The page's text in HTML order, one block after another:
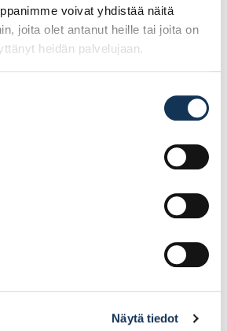
voivat yhdistää näitä
joita olet antanut heille tai joita on
heidän palvelujaan.
Näytä tiedot
Finnfoam XPS300-
eriste 50x585x2485
Lisää tilauskoriin